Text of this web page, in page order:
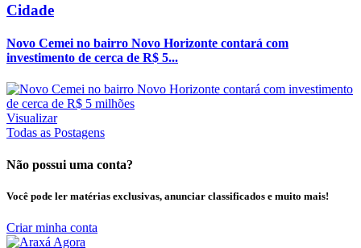
Cidade
Novo Cemei no bairro Novo Horizonte contará com
investimento de cerca de R$ 5...
Visualizar
Todas as Postagens
Não possui uma conta?
Você pode ler matérias exclusivas, anunciar classificados e muito mais!
Criar minha conta